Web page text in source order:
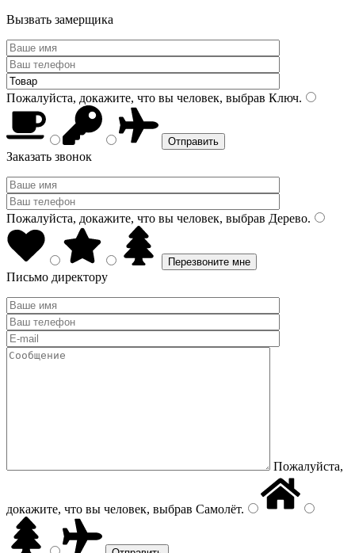
Вызвать замерщика
Пожалуйста, докажите, что вы человек, выбрав Ключ.
Заказать звонок
Пожалуйста, докажите, что вы человек, выбрав Дерево.
Письмо директору
Пожалуйста,
докажите, что вы человек, выбрав Самолёт.